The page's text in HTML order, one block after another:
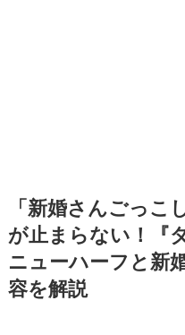
「新婚さんごっこ
が止まらない！『
ニューハーフと新
容を解説